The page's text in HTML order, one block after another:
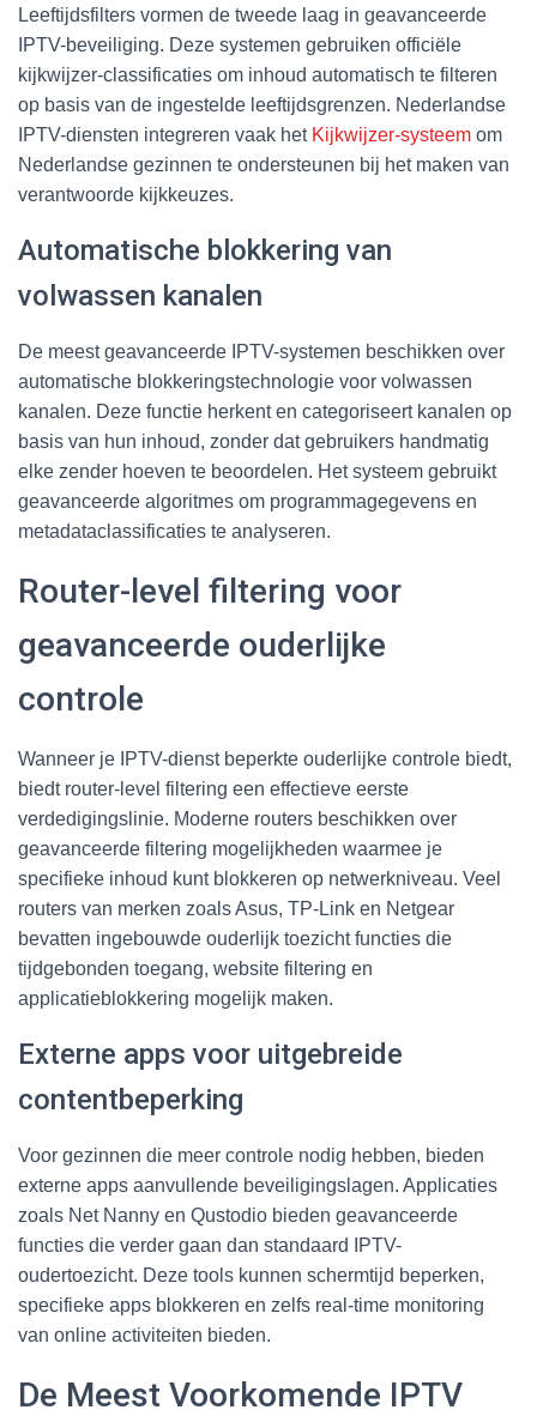
Leeftijdsfilters vormen de tweede laag in geavanceerde
IPTV-beveiliging. Deze systemen gebruiken officiële
kijkwijzer-classificaties om inhoud automatisch te filteren
op basis van de ingestelde leeftijdsgrenzen. Nederlandse
IPTV-diensten integreren vaak het Kijkwijzer-systeem om
Nederlandse gezinnen te ondersteunen bij het maken van
verantwoorde kijkkeuzes.
Automatische blokkering van
volwassen kanalen
De meest geavanceerde IPTV-systemen beschikken over
automatische blokkeringstechnologie voor volwassen
kanalen. Deze functie herkent en categoriseert kanalen op
basis van hun inhoud, zonder dat gebruikers handmatig
elke zender hoeven te beoordelen. Het systeem gebruikt
geavanceerde algoritmes om programmagegevens en
metadataclassificaties te analyseren.
Router-level filtering voor
geavanceerde ouderlijke
controle
Wanneer je IPTV-dienst beperkte ouderlijke controle biedt,
biedt router-level filtering een effectieve eerste
verdedigingslinie. Moderne routers beschikken over
geavanceerde filtering mogelijkheden waarmee je
specifieke inhoud kunt blokkeren op netwerkniveau. Veel
routers van merken zoals Asus, TP-Link en Netgear
bevatten ingebouwde ouderlijk toezicht functies die
tijdgebonden toegang, website filtering en
applicatieblokkering mogelijk maken.
Externe apps voor uitgebreide
contentbeperking
Voor gezinnen die meer controle nodig hebben, bieden
externe apps aanvullende beveiligingslagen. Applicaties
zoals Net Nanny en Qustodio bieden geavanceerde
functies die verder gaan dan standaard IPTV-
oudertoezicht. Deze tools kunnen schermtijd beperken,
specifieke apps blokkeren en zelfs real-time monitoring
van online activiteiten bieden.
De Meest Voorkomende IPTV